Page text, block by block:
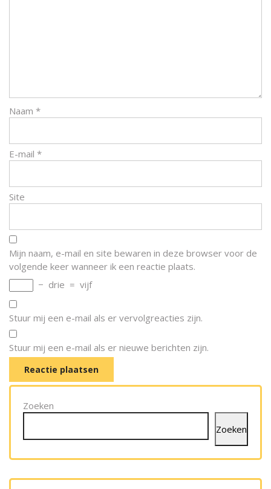
Naam *
E-mail *
Site
Mijn naam, e-mail en site bewaren in deze browser voor de
volgende keer wanneer ik een reactie plaats.
− drie = vijf
Stuur mij een e-mail als er vervolgreacties zijn.
Stuur mij een e-mail als er nieuwe berichten zijn.
Zoeken
Zoeken